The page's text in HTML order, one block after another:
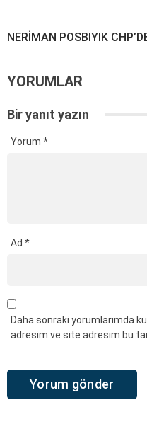
NERİMAN POSBIYIK
YORUMLAR
Bir yanıt yazın
Yorum *
Ad *
Daha sonraki yorumlarımda
adresim ve site adresim bu